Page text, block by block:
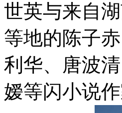
世英与来自
等地的陈子
利华、唐波
嫒等闪小说